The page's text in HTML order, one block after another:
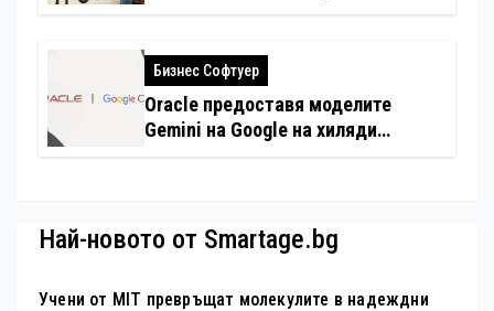
интелект
Бизнес Софтуер
Oracle предоставя моделите
Gemini на Google на хиляди
Най-новото от Smartage.bg
Учени от MIT превръщат молекулите в надеждни